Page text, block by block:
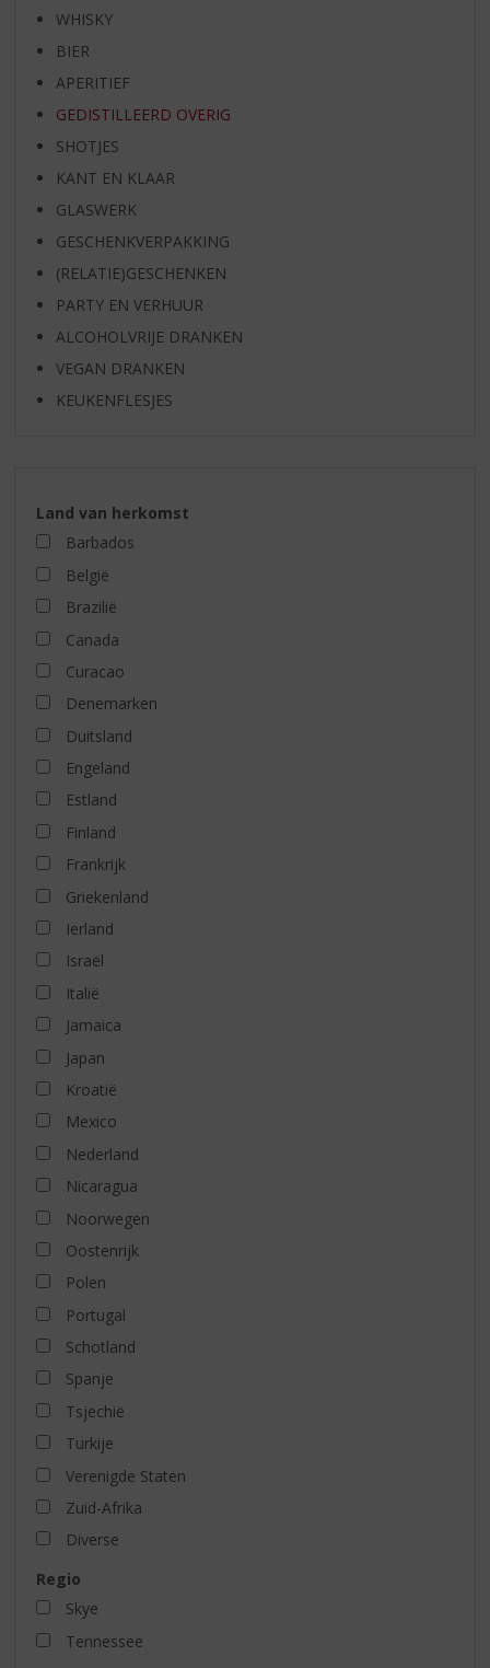
WHISKY
BIER
APERITIEF
GEDISTILLEERD OVERIG
SHOTJES
KANT EN KLAAR
GLASWERK
GESCHENKVERPAKKING
(RELATIE)GESCHENKEN
PARTY EN VERHUUR
ALCOHOLVRIJE DRANKEN
VEGAN DRANKEN
KEUKENFLESJES
Land van herkomst
Barbados
België
Brazilië
Canada
Curacao
Denemarken
Duitsland
Engeland
Estland
Finland
Frankrijk
Griekenland
Ierland
Israël
Italië
Jamaica
Japan
Kroatië
Mexico
Nederland
Nicaragua
Noorwegen
Oostenrijk
Polen
Portugal
Schotland
Spanje
Tsjechië
Turkije
Verenigde Staten
Zuid-Afrika
Diverse
Regio
Skye
Tennessee